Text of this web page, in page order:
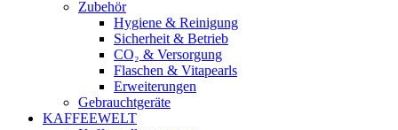
Zubehör
Hygiene & Reinigung
Sicherheit & Betrieb
CO₂ & Versorgung
Flaschen & Vitapearls
Erweiterungen
Gebrauchtgeräte
KAFFEEWELT